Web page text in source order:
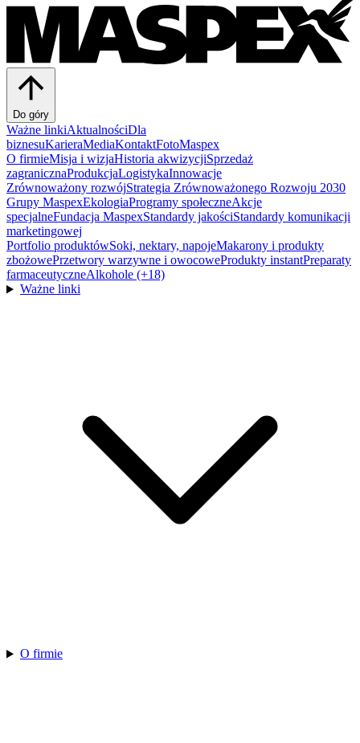
Do góry
Ważne linkiAktualnościDla
biznesuKarieraMediaKontaktFotoMaspex
O firmieMisja i wizjaHistoria akwizycjiSprzedaż
zagranicznaProdukcjaLogistykaInnowacje
Zrównoważony rozwójStrategia Zrównoważonego Rozwoju 2030
Grupy MaspexEkologiaProgramy społeczneAkcje
specjalneFundacja MaspexStandardy jakościStandardy komunikacji
marketingowej
Portfolio produktówSoki, nektary, napojeMakarony i produkty
zbożowePrzetwory warzywne i owocoweProdukty instantPreparaty
farmaceutyczneAlkohole (+18)
Ważne linki
O firmie